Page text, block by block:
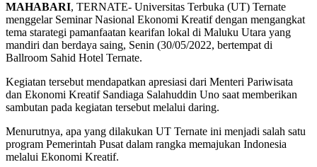
MAHABARI, TERNATE- Universitas Terbuka (UT) Ternate
menggelar Seminar Nasional Ekonomi Kreatif dengan mengangkat
tema starategi pamanfaatan kearifan lokal di Maluku Utara yang
mandiri dan berdaya saing, Senin (30/05/2022, bertempat di
Ballroom Sahid Hotel Ternate.
Kegiatan tersebut mendapatkan apresiasi dari Menteri Pariwisata
dan Ekonomi Kreatif Sandiaga Salahuddin Uno saat memberikan
sambutan pada kegiatan tersebut melalui daring.
Menurutnya, apa yang dilakukan UT Ternate ini menjadi salah satu
program Pemerintah Pusat dalam rangka memajukan Indonesia
melalui Ekonomi Kreatif.